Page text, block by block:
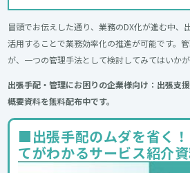
冒頭でお伝えした通り、業務のDX化が進む中、
活用することで業務効率化の推進が可能です。
が、一つの管理手法として検討してみてはいかが
出張手配・管理にお困りの企業様向け：出張支
概要資料を無料配布中です。
■出張手配のムダを省く
てがわかるサービス紹介